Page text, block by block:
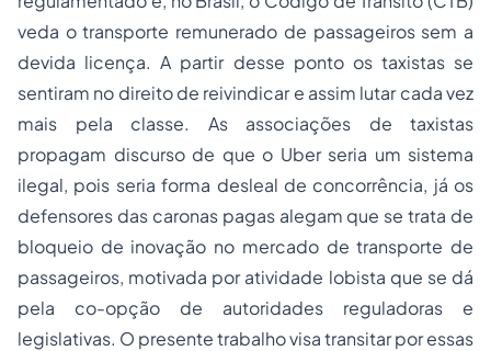
veda o transporte remunerado de passageiros sem a
devida licença. A partir desse ponto os taxistas se
sentiram no direito de reivindicar e assim lutar cada vez
mais pela classe. As associações de taxistas
propagam discurso de que o Uber seria um sistema
ilegal, pois seria forma desleal de concorrência, já os
defensores das caronas pagas alegam que se trata de
bloqueio de inovação no mercado de transporte de
passageiros, motivada por atividade lobista que se dá
pela co-opção de autoridades reguladoras e
legislativas. O presente trabalho visa transitar por essas